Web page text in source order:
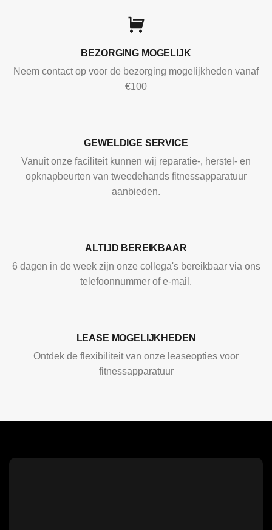
BEZORGING MOGELIJK
Neem contact op voor de bezorging mogelijkheden vanaf
€100
GEWELDIGE SERVICE
Vanuit onze faciliteit kunnen wij reparatie-, herstel- en
opknapbeurten van tweedehands fitnessapparatuur
aanbieden.
ALTIJD BEREIKBAAR
6 dagen in de week zijn onze collega's bereikbaar via ons
telefoonnummer of e-mail.
LEASE MOGELIJKHEDEN
Ontdek de flexibiliteit van onze leaseopties voor
fitnessapparatuur